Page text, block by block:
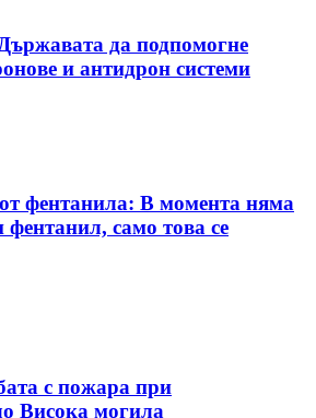
да подпомогне
и антидрон системи
фентанила: В момента няма
само това се
с пожара при
Висока могила